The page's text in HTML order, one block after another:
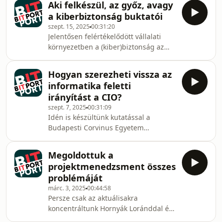
üzleti előnyt
Tudományegyetemen azonban
megtalálták a rossz stressz
ellenszerét.Szendi István pszichiáter,
kutató munkatársaival kifejlesztett egy
módszert és hozzá egy szoftvert, ami
segít a jó válasz megtalálásában.Szedi
István egyetemi docensként tanít a
Szegedi Tudományegye
Aki felkészül, az győz, avagy
a kiberbiztonság buktatói
szept. 15, 2025 00:31:20
Jelentősen felértékelődött vállalati
környezetben a (kiber)biztonság az
fejlődés révén elképesztően hatékony
eszközökhöz jutottak a kiberbűnözők.
Másfelől – részben az előző okra adott
válaszként – a szabályozási környezet
is szigorodott.Pogány Gábor, a
Tiszamenti Regionális Vízművek Zrt.
információbiztonsági vezetője,
Racsmány Dömötör
Hogyan szerezheti vissza az
informatika feletti
irányítást a CIO?
szept. 7, 2025 00:31:09
Idén is készültünk kutatással a
Budapesti Corvinus Egyetem
online kérdőívre épülő kutatás témája
szorosan kapcsolódott a
konferenciához (Az irányítás
visszaszerzése).A kiindulópont a
nemzetközi trendek adták. A
különböző mérések szerint azokra az
Megoldottuk a
projektmenedzsment összes
problémáját
márc. 3, 2025 00:44:58
Persze csak az aktuálisakra
koncentráltunk Hornyák Loránddal és